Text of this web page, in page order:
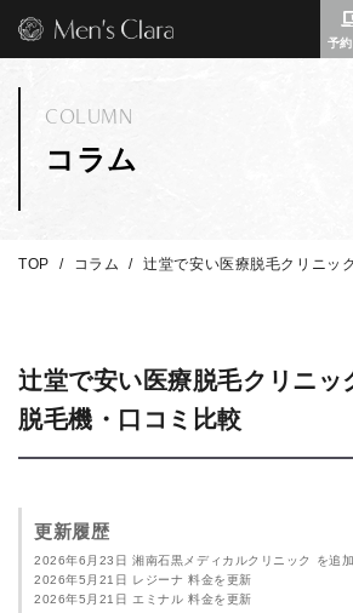
予
コラム
COLUMN
TOP コラム 辻堂で安い医療脱毛クリニッ
辻堂で安い医療脱毛クリニッ
脱毛機・口コミ比較
更新履歴
2026年6月23日 湘南石黒メディカルクリニック を追加
2026年5月21日 レジーナ 料金を更新
2026年5月21日 エミナル 料金を更新